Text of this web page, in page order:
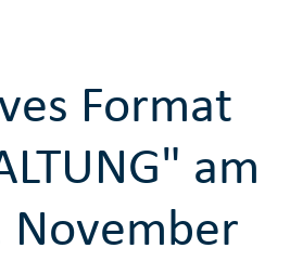
Format
am
November